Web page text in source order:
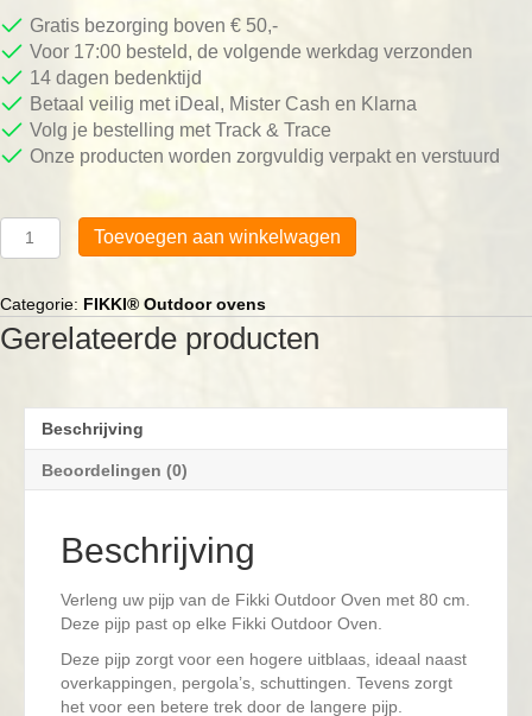
Gratis bezorging boven € 50,-
Voor 17:00 besteld, de volgende werkdag verzonden
14 dagen bedenktijd
Betaal veilig met iDeal, Mister Cash en Klarna
Volg je bestelling met Track & Trace
Onze producten worden zorgvuldig verpakt en verstuurd
FIKKI®
Verlengstuk
aantal
Toevoegen aan winkelwagen
Categorie: FIKKI® Outdoor ovens
Gerelateerde producten
Beschrijving
Beoordelingen (0)
Beschrijving
Verleng uw pijp van de Fikki Outdoor Oven met 80 cm.
Deze pijp past op elke Fikki Outdoor Oven.
Deze pijp zorgt voor een hogere uitblaas, ideaal naast
overkappingen, pergola’s, schuttingen. Tevens zorgt
het voor een betere trek door de langere pijp.